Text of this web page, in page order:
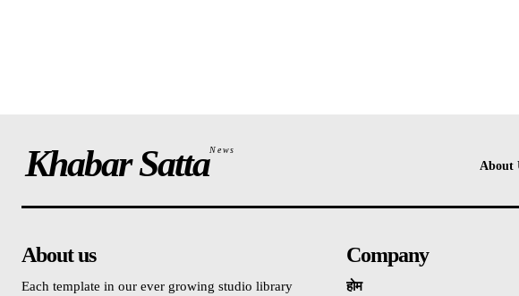
Khabar SattaNews
About
About us
Each template in our ever growing studio library
Company
होम